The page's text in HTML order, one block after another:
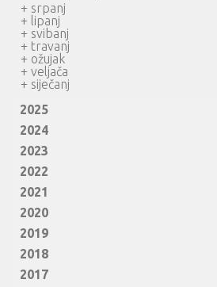
+ srpanj
+ lipanj
+ svibanj
+ travanj
+ ožujak
+ veljača
+ siječanj
2025
2024
2023
2022
2021
2020
2019
2018
2017